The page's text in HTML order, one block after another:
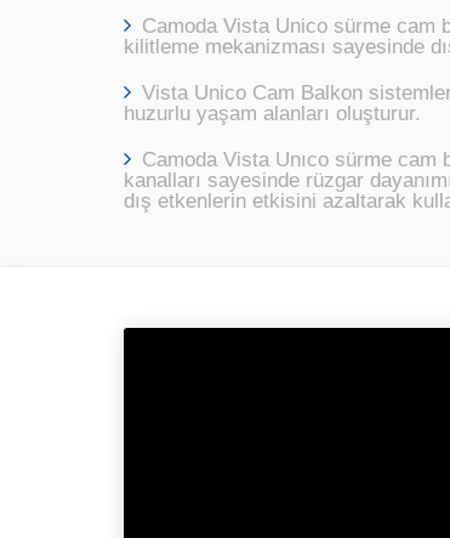
Camoda Vista Unico sürme cam
kilitleme mekanizması sayesinde
Vista Unico Cam Balkon
huzurlu yaşam alanları oluşturur.
Camoda Vista Unıco sürme cam
kanalları sayesinde rüzgar
dış etkenlerin etkisini azaltarak